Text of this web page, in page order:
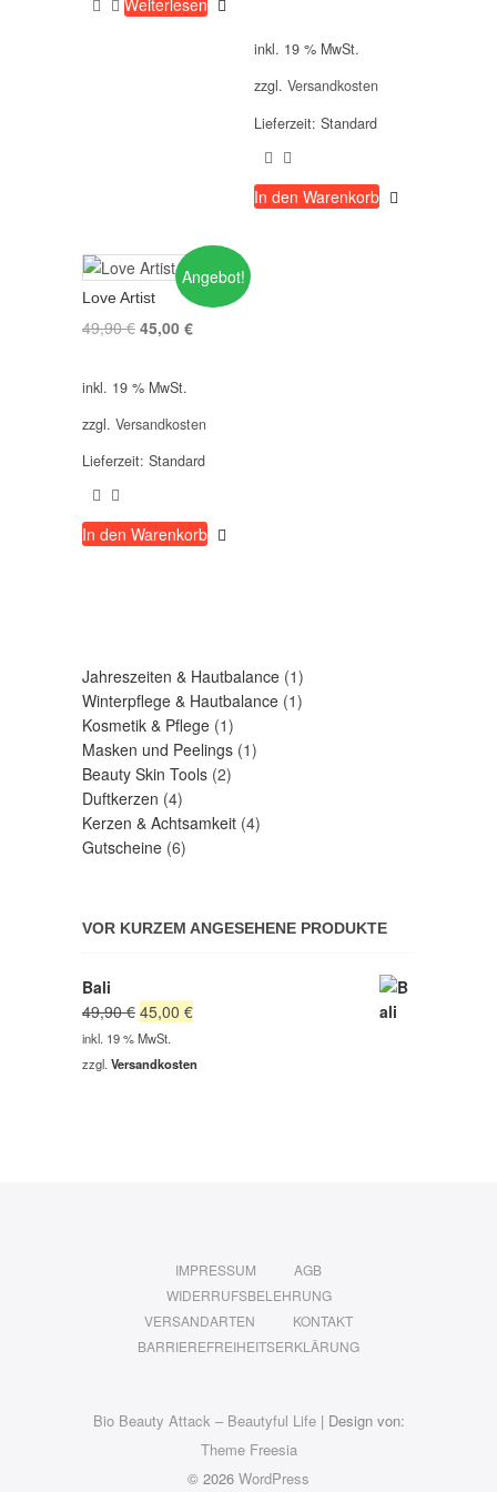
Weiterlesen
war:
inkl. 19 % MwSt.
zzgl.Versandkosten
Lieferzeit:Standard
In den Warenkorb
Angebot!
Love Artist
49,90€ Ursprünglicher
49,90 €
45,00 €Aktueller
inkl. 19 % MwSt.
zzgl. Versandkosten
Lieferzeit: Standard
In den Warenkorb
Jahreszeiten & Hautbalance 11
Produkt
Winterpflege & Hautbalance 11
Kosmetik & Pflege 11
Produkt
Masken und Peelings 11
Beauty Skin Tools 22
Duftkerzen 44
Produkte
Kerzen & Achtsamkeit 44
Gutscheine 66
VOR KURZEM ANGESEHENE PRODUKTE
Bali
49,90€ Ursprünglicher
Preis
war:
45,00 €Aktueller
ist:
inkl. 19 % MwSt.
zzgl. Versandkosten
IMPRESSUM
AGB
WIDERRUFSBELEHRUNG
VERSANDARTEN
KONTAKT
BARRIEREFREIHEITSERKLÄRUNG
Bio Beauty Attack – Beautyful Life| Design von:
Theme Freesia
© 2026 WordPress